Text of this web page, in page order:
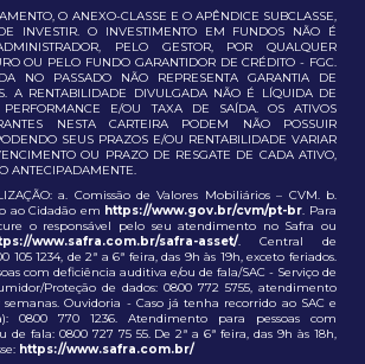
O ANEXO-CLASSE E O APÊNDICE SUBCLASSE,
INVESTIR. O INVESTIMENTO EM FUNDOS NÃO É
PELO GESTOR, POR QUALQUER
OU PELO FUNDO GARANTIDOR DE CRÉDITO - FGC.
NO PASSADO NÃO REPRESENTA GARANTIA DE
A RENTABILIDADE DIVULGADA NÃO É LÍQUIDA DE
E/OU TAXA DE SAÍDA. OS ATIVOS
NESTA CARTEIRA PODEM NÃO POSSUIR
SEUS PRAZOS E/OU RENTABILIDADE VARIAR
OU PRAZO DE RESGATE DE CADA ATIVO,
ANTECIPADAMENTE.
a. Comissão de Valores Mobiliários – CVM. b.
ao Cidadão em https://www.gov.br/cvm/pt-br. Para
o responsável pelo seu atendimento no Safra ou
www.safra.com.br/safra-asset/. Central de
105 1234, de 2ª a 6ª feira, das 9h às 19h, exceto feriados.
com deficiência auditiva e/ou de fala/SAC - Serviço de
Proteção de dados: 0800 772 5755, atendimento
Ouvidoria - Caso já tenha recorrido ao SAC e
0800 770 1236. Atendimento para pessoas com
de fala: 0800 727 75 55. De 2ª a 6ª feira, das 9h às 18h,
https://www.safra.com.br/